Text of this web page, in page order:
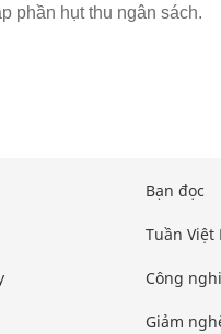
phần hụt thu ngân sách.
Bạn đọc
Tuần Việt
Công
Giảm